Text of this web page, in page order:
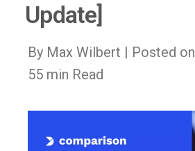
Update]
By Max Wilbert | Posted on
55 min Read